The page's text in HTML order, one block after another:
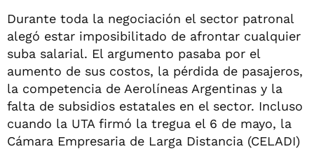
Durante toda la negociación el sector patronal
alegó estar imposibilitado de afrontar cualquier
suba salarial. El argumento pasaba por el
aumento de sus costos, la pérdida de pasajeros,
la competencia de Aerolíneas Argentinas y la
falta de subsidios estatales en el sector. Incluso
cuando la UTA firmó la tregua el 6 de mayo, la
Cámara Empresaria de Larga Distancia (CELADI)